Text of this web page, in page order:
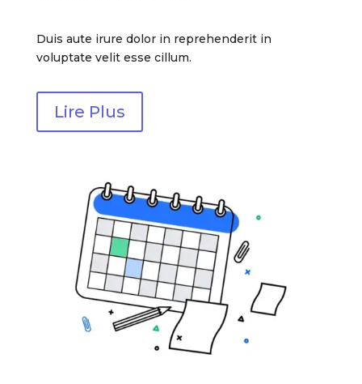
Duis aute irure dolor in reprehenderit in
voluptate velit esse cillum.
Lire Plus